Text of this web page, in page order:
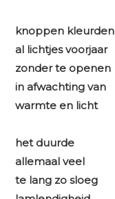
knoppen kleurden
al lichtjes voorjaar
zonder te openen
in afwachting van
warmte en licht
het duurde
allemaal veel
te lang zo sloeg